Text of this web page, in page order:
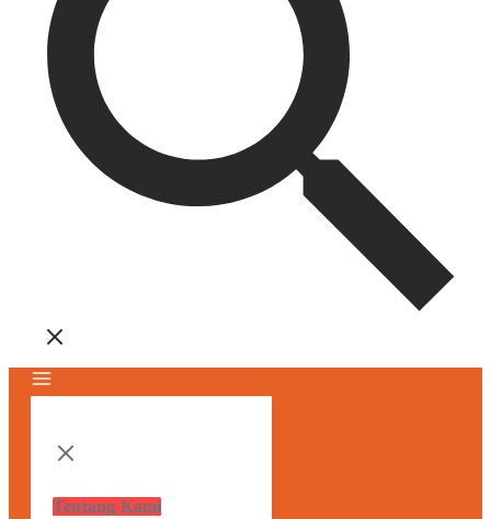
Tentang Kami